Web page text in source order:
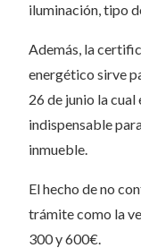
iluminación, tipo
Además, la
energético sirve
26 de junio la
indispensable
inmueble.
El hecho de no
trámite como la
300 y 600€.